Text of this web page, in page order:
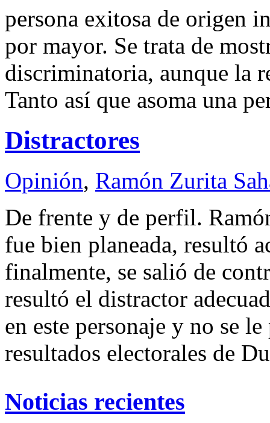
persona exitosa de origen
por mayor. Se trata de
discriminatoria, aunque la
Tanto así que asoma una
Distractores
Opinión, Ramón Zurita
De frente y de perfil.
fue bien planeada, resultó
finalmente, se salió de
resultó el distractor
en este personaje y no se
resultados electorales de
Noticias recientes